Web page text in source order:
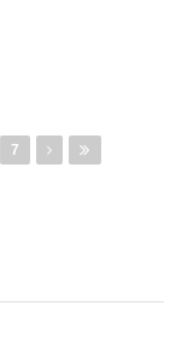
7